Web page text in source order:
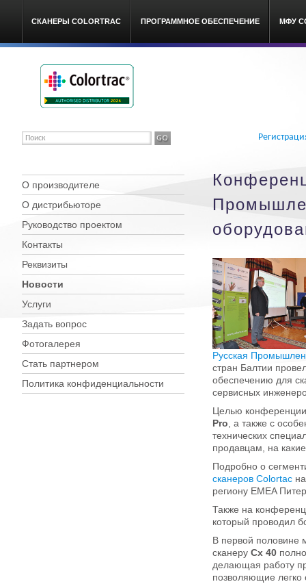
СКАНЕРЫ COLORTRAC ПРОГРАММНОЕ ОБЕСПЕЧЕНИЕ МФУ
О производителе
О дистрибьюторе
Руководство проектом
Контакты
Реквизиты
Новости
Услуги
Задать вопрос
Фотогалерея
Стать партнером
Политика конфиденциальности
Русская
стран Балтии
обеспечению для
сервисных
Целью
Pro , а также с
технических
продавцам, на
Подробно о
сканеров Colortac
региону EMEA
Также на
который проводил
В первой половине
сканеруCx 40
делающая работу
позволяющие легко